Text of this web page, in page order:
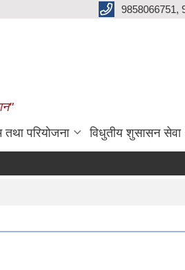
9858066751,
तथा परियोजना विधुतीय शुसासन सेवा